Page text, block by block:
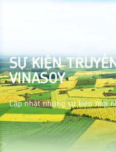
SỰ KIỆN
VINASOY
Cập nhật những sự kiện mới